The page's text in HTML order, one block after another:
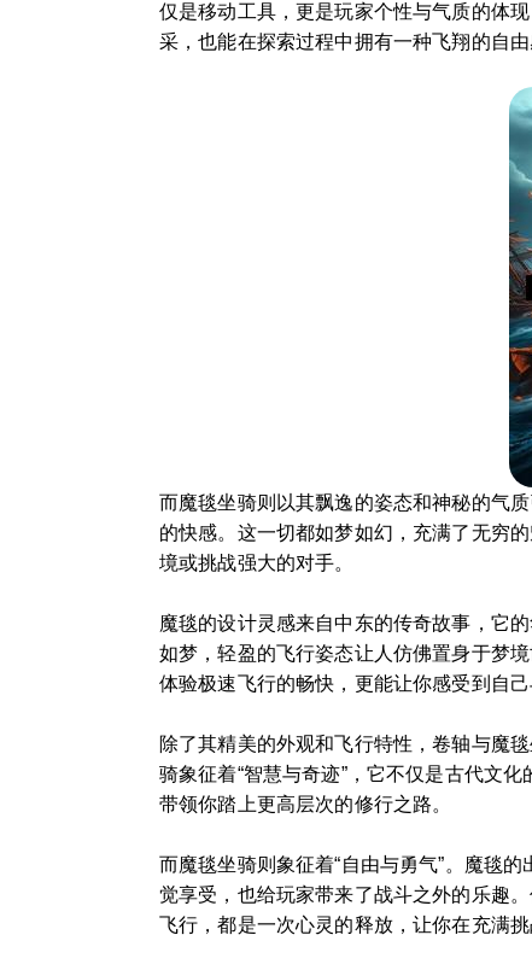
仅是移动工具，更是玩家个性与气质的体
采，也能在探索过程中拥有一种飞翔的自
而魔毯坐骑则以其飘逸的姿态和神秘的气
的快感。这一切都如梦如幻，充满了无穷
境或挑战强大的对手。
魔毯的设计灵感来自中东的传奇故事，它
如梦，轻盈的飞行姿态让人仿佛置身于梦
体验极速飞行的畅快，更能让你感受到自己
除了其精美的外观和飞行特性，卷轴与魔
骑象征着“智慧与奇迹”，它不仅是古代文
带领你踏上更高层次的修行之路。
而魔毯坐骑则象征着“自由与勇气”。魔毯
觉享受，也给玩家带来了战斗之外的乐趣
飞行，都是一次心灵的释放，让你在充满